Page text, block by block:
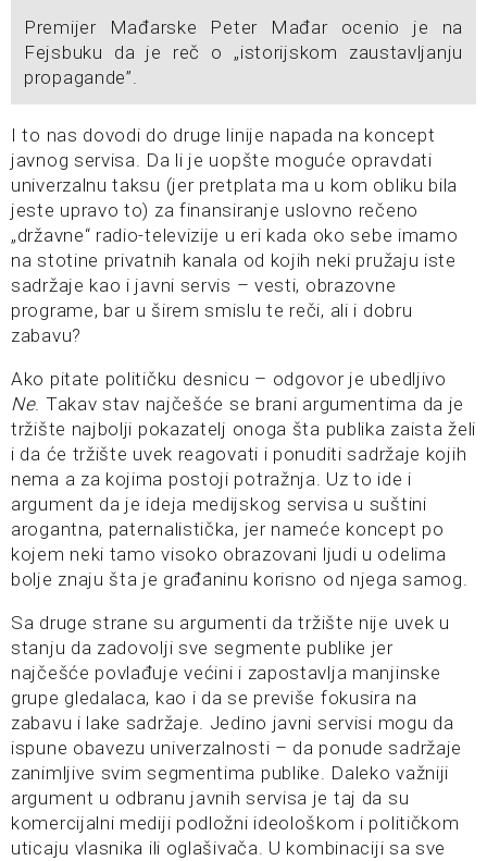
Premijer Mađarske Peter Mađar ocenio je na
Fejsbuku da je reč o „istorijskom zaustavljanju
propagande”.
I to nas dovodi do druge linije napada na koncept
javnog servisa. Da li je uopšte moguće opravdati
univerzalnu taksu (jer pretplata ma u kom obliku bila
jeste upravo to) za finansiranje uslovno rečeno
„državne“ radio-televizije u eri kada oko sebe imamo
na stotine privatnih kanala od kojih neki pružaju iste
sadržaje kao i javni servis – vesti, obrazovne
programe, bar u širem smislu te reči, ali i dobru
zabavu?
Ako pitate političku desnicu – odgovor je ubedljivo
Ne. Takav stav najčešće se brani argumentima da je
tržište najbolji pokazatelj onoga šta publika zaista želi
i da će tržište uvek reagovati i ponuditi sadržaje kojih
nema a za kojima postoji potražnja. Uz to ide i
argument da je ideja medijskog servisa u suštini
arogantna, paternalistička, jer nameće koncept po
kojem neki tamo visoko obrazovani ljudi u odelima
bolje znaju šta je građaninu korisno od njega samog.
Sa druge strane su argumenti da tržište nije uvek u
stanju da zadovolji sve segmente publike jer
najčešće povlađuje većini i zapostavlja manjinske
grupe gledalaca, kao i da se previše fokusira na
zabavu i lake sadržaje. Jedino javni servisi mogu da
ispune obavezu univerzalnosti – da ponude sadržaje
zanimljive svim segmentima publike. Daleko važniji
argument u odbranu javnih servisa je taj da su
komercijalni mediji podložni ideološkom i političkom
uticaju vlasnika ili oglašivača. U kombinaciji sa sve